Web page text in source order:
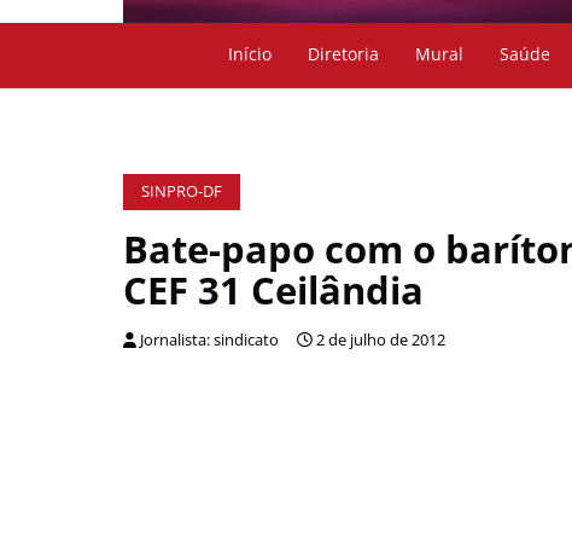
Início Diretoria Mural Saúde
SINPRO-DF
Bate-papo com o
CEF 31 Ceilândia
Jornalista: sindicato 2 de julho de 2012